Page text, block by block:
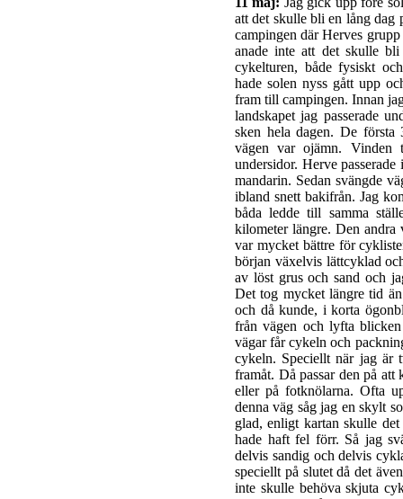
att det skulle bli en lång dag
campingen där Herves
anade inte att det skulle
cykelturen, både fysiskt
hade solen nyss gått upp
fram till campingen. Innan
landskapet jag passerade
sken hela dagen. De
vägen var ojämn. Vinden
undersidor. Herve
mandarin. Sedan svängde
ibland snett bakifrån. Jag
båda ledde till samma
kilometer längre. Den andra
var mycket bättre för
början växelvis lättcyklad
av löst grus och sand och
Det tog mycket längre tid
och då kunde, i korta
från vägen och lyfta
vägar får cykeln och
cykeln. Speciellt när jag är
framåt. Då passar den på att
eller på fotknölarna. Ofta
denna väg såg jag en skylt
glad, enligt kartan skulle
hade haft fel förr. Så jag
delvis sandig och delvis
speciellt på slutet då det
inte skulle behöva skjuta